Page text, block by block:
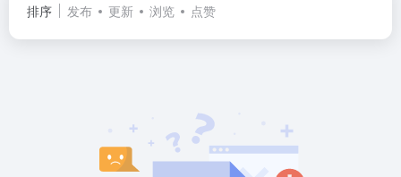
排序 发布 更新 浏览 点赞